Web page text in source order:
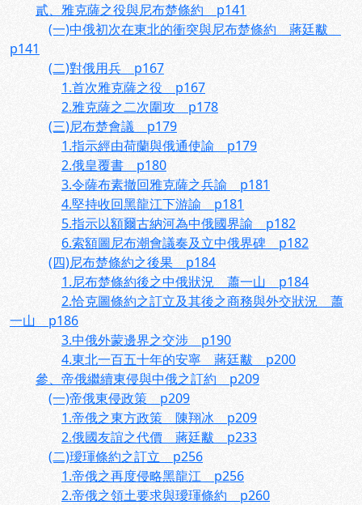
貳、雅克薩之役與尼布楚條約 p141
(一)中俄初次在東北的衝突與尼布楚條約 蔣廷黻
p141
(二)對俄用兵 p167
1.首次雅克薩之役 p167
2.雅克薩之二次圍攻 p178
(三)尼布楚會議 p179
1.指示經由荷蘭與俄通使諭 p179
2.俄皇覆書 p180
3.令薩布素撤回雅克薩之兵諭 p181
4.堅持收回黑龍江下游諭 p181
5.指示以額爾古納河為中俄國界諭 p182
6.索額圖尼布潮會議奏及立中俄界碑 p182
(四)尼布楚條約之後果 p184
1.尼布楚條約後之中俄狀況 蕭一山 p184
2.恰克圖條約之訂立及其後之商務與外交狀況 蕭
一山 p186
3.中俄外蒙邊界之交涉 p190
4.東北一百五十年的安寧 蔣廷黻 p200
參、帝俄繼續東侵與中俄之訂約 p209
(一)帝俄東侵政策 p209
1.帝俄之東方政策 陳翔冰 p209
2.俄國友誼之代價 蔣廷黻 p233
(二)璦琿條約之訂立 p256
1.帝俄之再度侵略黑龍江 p256
2.帝俄之領土要求與璦琿條約 p260